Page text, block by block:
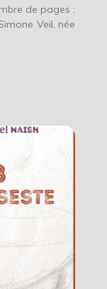
de pages :
Veil, née